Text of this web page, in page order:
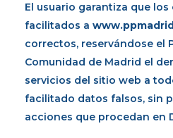
El usuario garantiza que
facilitados a
correctos, reservándose el
Comunidad de Madrid el
servicios del sitio web a
facilitado datos falsos, sin
acciones que procedan en